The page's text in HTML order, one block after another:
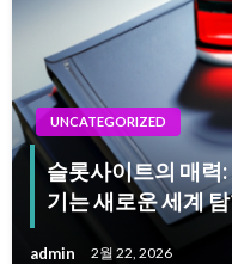
UNCATEGORIZED
슬롯사이트의 매력
기는 새로운 세계
admin 2월 22, 2026